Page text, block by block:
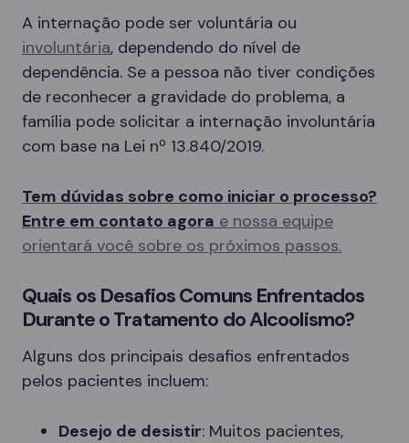
A internação pode ser voluntária ou
involuntária, dependendo do nível de
dependência. Se a pessoa não tiver condições
de reconhecer a gravidade do problema, a
família pode solicitar a internação involuntária
com base na Lei nº 13.840/2019.
Tem dúvidas sobre como iniciar o processo?
Entre em contato agora e nossa equipe
orientará você sobre os próximos passos.
Quais os Desafios Comuns Enfrentados
Durante o Tratamento do Alcoolismo?
Alguns dos principais desafios enfrentados
pelos pacientes incluem:
Desejo de desistir: Muitos pacientes,